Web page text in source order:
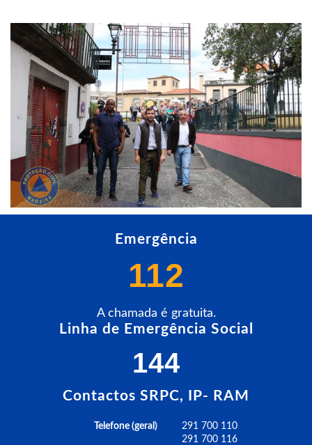
Emergência
112
A chamada é gratuita.
Linha de Emergência Social
144
Contactos SRPC, IP- RAM
Telefone (geral)
291 700 110
291 700 116